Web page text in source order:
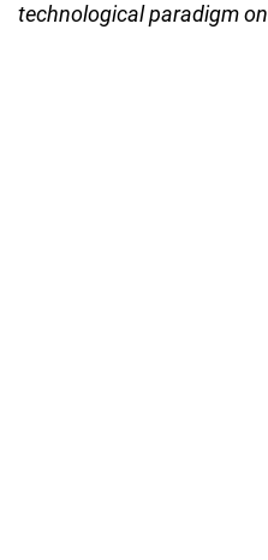
technological paradigm